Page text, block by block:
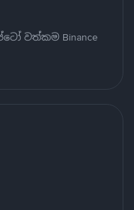
වත්කම Binance